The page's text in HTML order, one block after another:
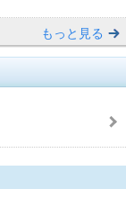
もっと見る